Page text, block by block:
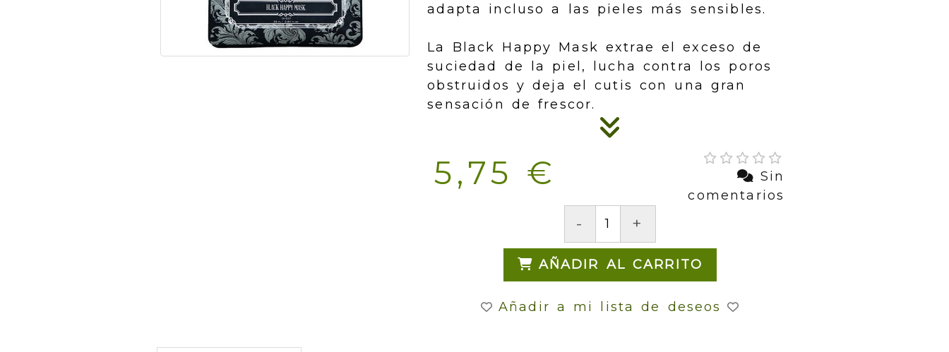
adapta incluso a las pieles más sensibles.
La Black Happy Mask extrae el exceso de
suciedad de la piel, lucha contra los poros
obstruidos y deja el cutis con una gran
sensación de frescor.
5,75 €
Sin
comentarios
- +
AÑADIR AL CARRITO
Añadir a mi lista de deseos